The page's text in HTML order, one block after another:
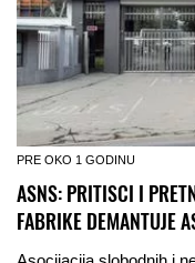
PRE OKO 1 GODINU
ASNS: PRITISCI I
FABRIKE DEMANTUJE